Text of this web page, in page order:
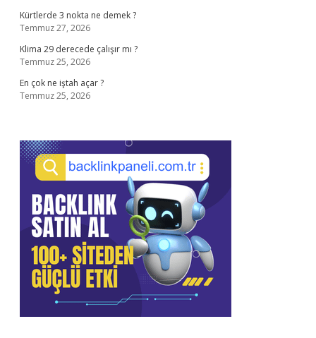
Kürtlerde 3 nokta ne demek ?
Temmuz 27, 2026
Klima 29 derecede çalışır mı ?
Temmuz 25, 2026
En çok ne iştah açar ?
Temmuz 25, 2026